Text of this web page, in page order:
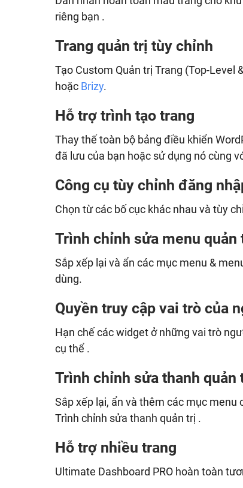
riêng bạn .
Trang quản trị tùy chỉnh
Tạo Custom Quản trị Trang (Top-Level
hoặc Brizy.
Hỗ trợ trình tạo trang
Thay thế toàn bộ bảng điều khiển
đã lưu của bạn hoặc sử dụng nó cùng
Công cụ tùy chỉnh đăng
Chọn từ các bố cục khác nhau và tùy
Trình chỉnh sửa menu quản
Sắp xếp lại và ẩn các mục menu &
dùng.
Quyền truy cập vai trò của
Hạn chế các widget ở những vai trò
cụ thể .
Trình chỉnh sửa thanh quản
Sắp xếp lại, ẩn và thêm các mục menu
Trình chỉnh sửa thanh quản trị .
Hỗ trợ nhiều trang
Ultimate Dashboard PRO hoàn toàn